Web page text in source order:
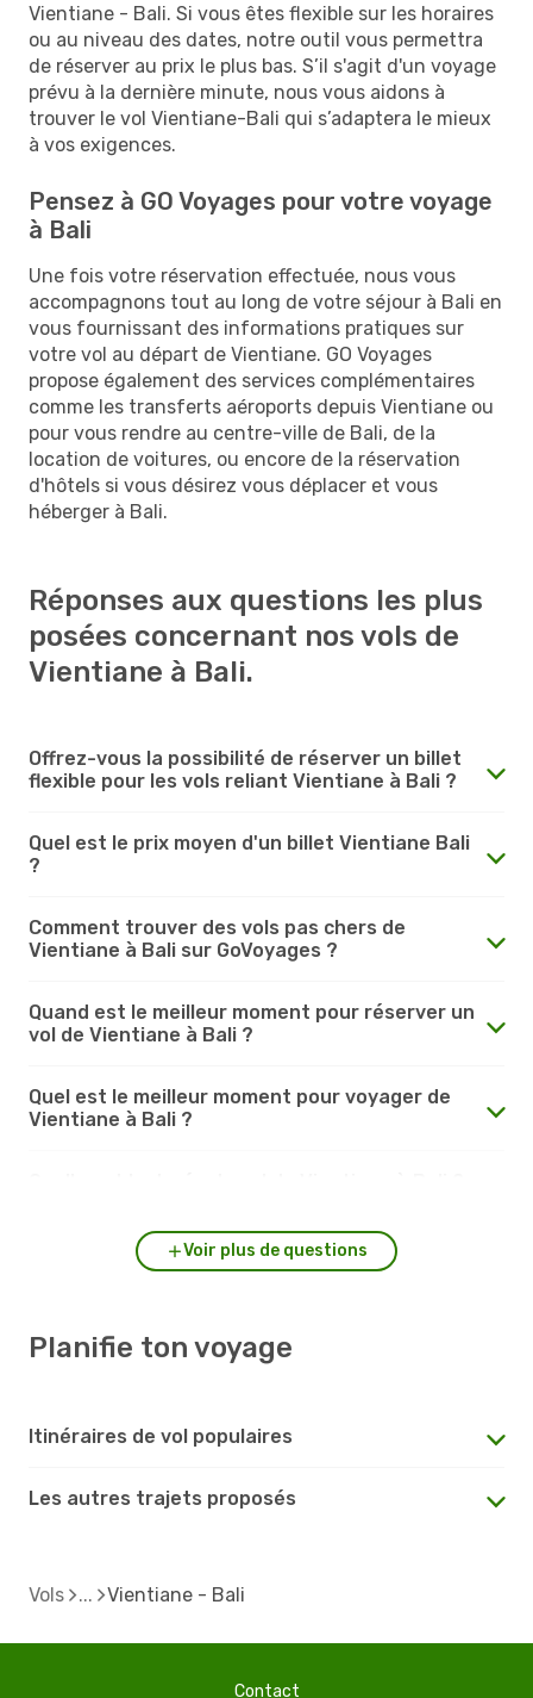
Vientiane - Bali. Si vous êtes flexible sur les horaires
ou au niveau des dates, notre outil vous permettra
de réserver au prix le plus bas. S’il s'agit d'un voyage
prévu à la dernière minute, nous vous aidons à
trouver le vol Vientiane-Bali qui s’adaptera le mieux
à vos exigences.
Pensez à GO Voyages pour votre voyage
à Bali
Une fois votre réservation effectuée, nous vous
accompagnons tout au long de votre séjour à Bali en
vous fournissant des informations pratiques sur
votre vol au départ de Vientiane. GO Voyages
propose également des services complémentaires
comme les transferts aéroports depuis Vientiane ou
pour vous rendre au centre-ville de Bali, de la
location de voitures, ou encore de la réservation
d'hôtels si vous désirez vous déplacer et vous
héberger à Bali.
Réponses aux questions les plus
posées concernant nos vols de
Vientiane à Bali.
Offrez-vous la possibilité de réserver un billet
flexible pour les vols reliant Vientiane à Bali ?
Quel est le prix moyen d'un billet Vientiane Bali
?
Comment trouver des vols pas chers de
Vientiane à Bali sur GoVoyages ?
Quand est le meilleur moment pour réserver un
vol de Vientiane à Bali ?
Quel est le meilleur moment pour voyager de
Vientiane à Bali ?
Voir plus de questions
Planifie ton voyage
Itinéraires de vol populaires
Les autres trajets proposés
Vols Vientiane - Bali
Contact